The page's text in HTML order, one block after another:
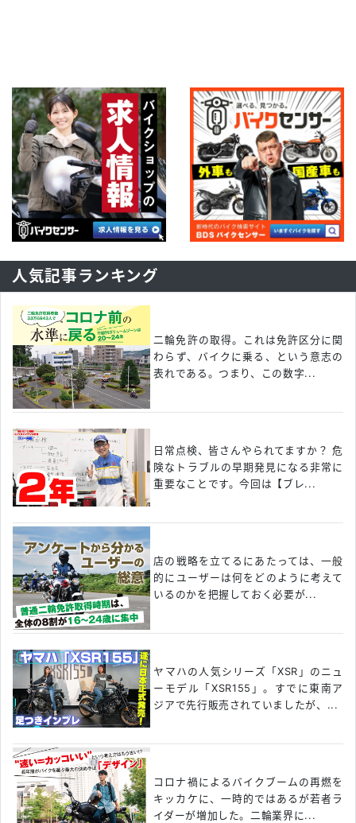
人気記事ランキング
二輪免許の取得。これは免許区分に関
わらず、バイクに乗る、という意志の
表れである。つまり、この数字...
日常点検、皆さんやられてますか？ 危
険なトラブルの早期発見になる非常に
重要なことです。今回は【ブレ...
店の戦略を立てるにあたっては、一般
的にユーザーは何をどのように考えて
いるのかを把握しておく必要が...
ヤマハの人気シリーズ「XSR」のニュ
ーモデル「XSR155」。すでに東南ア
ジアで先行販売されていましたが、...
コロナ禍によるバイクブームの再燃を
キッカケに、一時的ではあるが若者ラ
イダーが増加した。二輪業界に...